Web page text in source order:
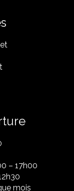
– 17h00
mois